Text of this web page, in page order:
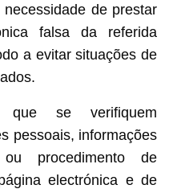
de prestar
falsa da referida
a evitar situações de
se verifiquem
pessoais, informações
procedimento de
electrónica e de